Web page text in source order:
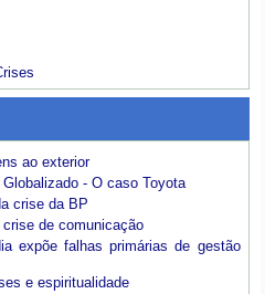
ao exterior
- O caso Toyota
crise da BP
de comunicação
expõe falhas primárias de gestão
e espiritualidade